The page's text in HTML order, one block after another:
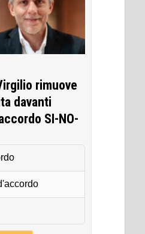
rimuove
davanti
SI-NO-